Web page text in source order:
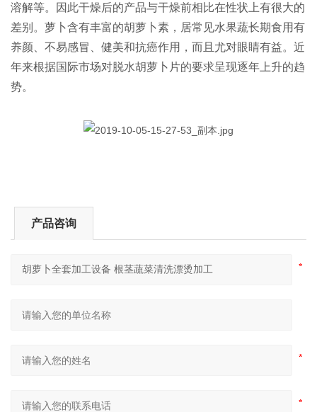
溶解等。因此干燥后的产品与干燥前相比在性状上有很大的
差别。萝卜含有丰富的胡萝卜素，居常见水果蔬长期食用有
养颜、不易感冒、健美和抗癌作用，而且尤对眼睛有益。近
年来根据国际市场对脱水胡萝卜片的要求呈现逐年上升的趋
势。
产品咨询